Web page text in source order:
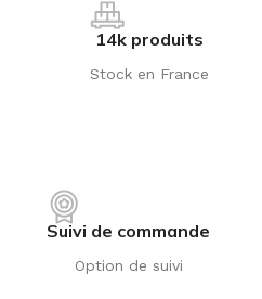
14k produits
Stock en France
Suivi de commande
Option de suivi